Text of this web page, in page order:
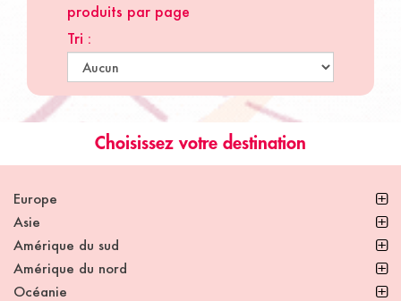
produits par page
Tri :
Choisissez votre destination
Europe
Asie
Amérique du sud
Amérique du nord
Océanie